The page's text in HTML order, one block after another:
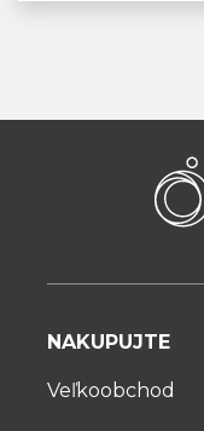
NAKUPUJTE
Veľkoobchod